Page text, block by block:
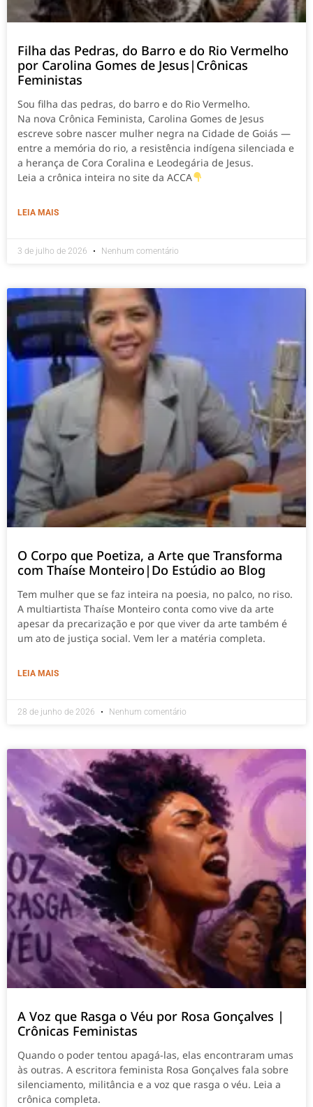
Filha das Pedras, do Barro e do Rio Vermelho
por Carolina Gomes de Jesus|Crônicas
Feministas
Sou filha das pedras, do barro e do Rio Vermelho.
Na nova Crônica Feminista, Carolina Gomes de Jesus
escreve sobre nascer mulher negra na Cidade de Goiás —
entre a memória do rio, a resistência indígena silenciada e
a herança de Cora Coralina e Leodegária de Jesus.
Leia a crônica inteira no site da ACCA
LEIA MAIS
3 de julho de 2026 Nenhum comentário
O Corpo que Poetiza, a Arte que Transforma
com Thaíse Monteiro|Do Estúdio ao Blog
Tem mulher que se faz inteira na poesia, no palco, no riso.
A multiartista Thaíse Monteiro conta como vive da arte
apesar da precarização e por que viver da arte também é
um ato de justiça social. Vem ler a matéria completa.
LEIA MAIS
28 de junho de 2026 Nenhum comentário
A Voz que Rasga o Véu por Rosa Gonçalves |
Crônicas Feministas
Quando o poder tentou apagá-las, elas encontraram umas
às outras. A escritora feminista Rosa Gonçalves fala sobre
silenciamento, militância e a voz que rasga o véu. Leia a
crônica completa.